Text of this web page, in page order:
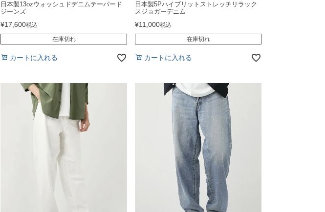
日本製13ozウォッシュドデニムテーパード
ジーンズ
¥17,600税込
在庫切れ
カートに入れる
日本製5Pハイブリットストレッチリラック
スジョガーデニム
¥11,000税込
在庫切れ
カートに入れる